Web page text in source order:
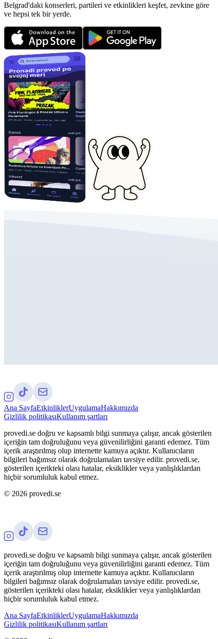
Belgrad'daki konserleri, partileri ve etkinlikleri keşfet, zevkine göre
ve hepsi tek bir yerde.
Ana SayfaEtkinliklerUygulamaHakkımızda
Gizlilik politikasıKullanım şartları
provedi.se doğru ve kapsamlı bilgi sunmaya çalışır, ancak gösterilen
içeriğin tam doğruluğunu veya güvenilirliğini garanti edemez. Tüm
içerik araştırılmış olup internette kamuya açıktır. Kullanıcıların
bilgileri bağımsız olarak doğrulamaları tavsiye edilir. provedi.se,
gösterilen içerikteki olası hatalar, eksiklikler veya yanlışlıklardan
hiçbir sorumluluk kabul etmez.
© 2026 provedi.se
provedi.se doğru ve kapsamlı bilgi sunmaya çalışır, ancak gösterilen
içeriğin tam doğruluğunu veya güvenilirliğini garanti edemez. Tüm
içerik araştırılmış olup internette kamuya açıktır. Kullanıcıların
bilgileri bağımsız olarak doğrulamaları tavsiye edilir. provedi.se,
gösterilen içerikteki olası hatalar, eksiklikler veya yanlışlıklardan
hiçbir sorumluluk kabul etmez.
Ana SayfaEtkinliklerUygulamaHakkımızda
Gizlilik politikasıKullanım şartları